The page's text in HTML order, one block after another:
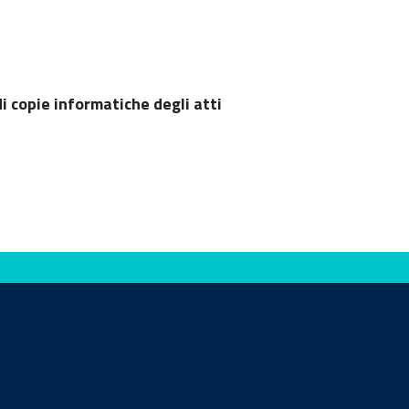
copie informatiche degli atti